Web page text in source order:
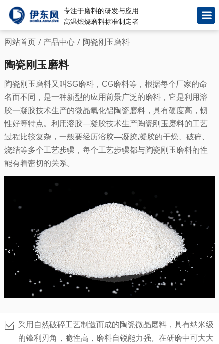
专注于磨料的研发与应用
高温煅烧磨料标准制定者
网站首页/ 产品中心/ 陶瓷刚玉磨料
陶瓷刚玉磨料
陶瓷刚玉磨料又叫SG磨料，CG磨料等，根据每个厂家的命
名而不同，是一种新型的应用前景广泛的磨料，它是利用溶
胶一凝胶技术生产的微晶氧化铝陶瓷磨料，具有硬度高，韧
性好等特点。利用溶胶—凝胶技术生产陶瓷刚玉磨料的工艺
过程比较复杂，一般要经历溶胶—凝胶,凝胶的干燥、破碎、
烧结等多个工艺步骤，每个工艺步骤都与陶瓷刚玉磨料的性
能有着密切的关系。
采用自然破碎工艺制造而成的陶瓷微晶磨料，具有纳米级
的锋利刃角，脆性高，磨料自锐能力强。在研磨中可大大